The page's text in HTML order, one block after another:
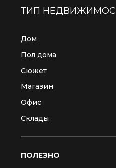
ТИП
Дом
Пол дома
Сюжет
Магазин
Офис
Склады
ПОЛЕЗНО